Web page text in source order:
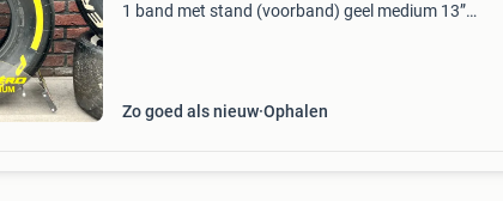
1 band met stand (voorband) geel medium 13”
Zo goed als nieuw Ophalen